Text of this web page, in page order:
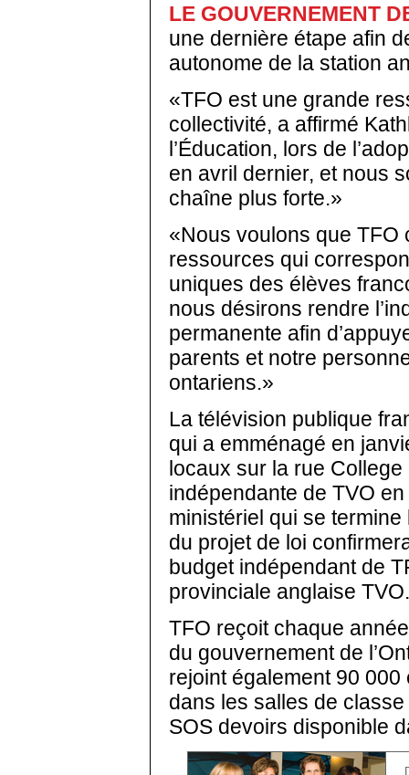
LE GOUVERNEMENT
une dernière étape afin
autonome de la station
«TFO est une grande
collectivité, a affirmé
l’Éducation, lors de
en avril dernier, et nous
chaîne plus forte.»
«Nous voulons que TFO
ressources qui
uniques des élèves
nous désirons rendre
permanente afin
parents et notre
ontariens.»
La télévision publique
qui a emménagé en
locaux sur la rue College
indépendante de TVO
ministériel qui se termine
du projet de loi
budget indépendant de
provinciale anglaise TVO.
TFO reçoit chaque
du gouvernement de
rejoint également 90
dans les salles de
SOS devoirs disponible